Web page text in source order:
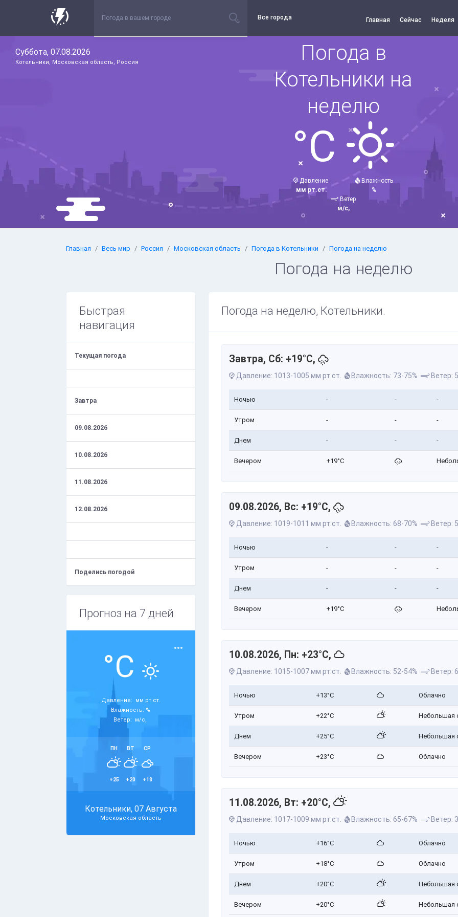
Все города Главная Сейчас Неделя
Суббота, 07.08.2026
Котельники, Московская область, Россия
Погода в
Котельники на
неделю
°C
Давление
мм рт.ст.
Влажность
%
Ветер
м/с,
Главная Весь мир Россия Московская область Погода в Котельники Погода на неделю
Погода на неделю
Быстрая
навигация
Текущая погода
Завтра
09.08.2026
10.08.2026
11.08.2026
12.08.2026
Поделись погодой
Прогноз на 7 дней
°C
Давление: мм рт.ст.
Влажность: %
Ветер: м/с,
ПН
+25
ВТ
+20
СР
+18
Котельники, 07 Августа
Московская область
Погода на неделю, Котельники.
Завтра, Сб: +19°C,
Давление: 1013-1005 мм рт.ст. Влажность: 73-75% Ветер:
Ночью - - -
Утром - - -
Днем - - -
Вечером +19°C
09.08.2026, Вс: +19°C,
Давление: 1019-1011 мм рт.ст. Влажность: 68-70% Ветер:
Ночью - - -
Утром - - -
Днем - - -
Вечером +19°C
10.08.2026, Пн: +23°C,
Давление: 1015-1007 мм рт.ст. Влажность: 52-54% Ветер:
Ночью +13°C Облачно
Утром +22°C Небольшая
Днем +25°C Небольшая
Вечером +23°C Облачно
11.08.2026, Вт: +20°C,
Давление: 1017-1009 мм рт.ст. Влажность: 65-67% Ветер:
Ночью +16°C Облачно
Утром +18°C Облачно
Днем +20°C Небольшая
Вечером +20°C Небольшая